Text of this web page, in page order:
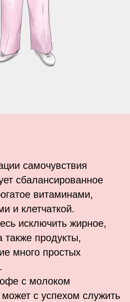
самочувствия
сбалансированное
витаминами,
и клетчаткой.
исключить жирное,
также продукты,
много простых
с молоком
с успехом служить